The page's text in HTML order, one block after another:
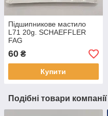
Підшипникове мастило
L71 20g. SCHAEFFLER
FAG
60 ₴
Купити
Подібні товари компанії